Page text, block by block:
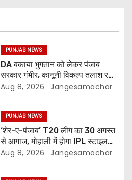
PUNJAB NEWS
DA बकाया भुगतान को लेकर पंजाब
सरकार गंभीर, कानूनी विकल्प तलाश रही:
वित्त मंत्री; 27 अगस्त की हड़ताल की
Aug 8, 2026 Jangesamachar
PUNJAB NEWS
‘शेर-ए-पंजाब’ T20 लीग का 30 अगस्त
से आगाज, मोहाली में होगा IPL स्टाइल
क्रिकेट का रोमांच
Aug 8, 2026 Jangesamachar